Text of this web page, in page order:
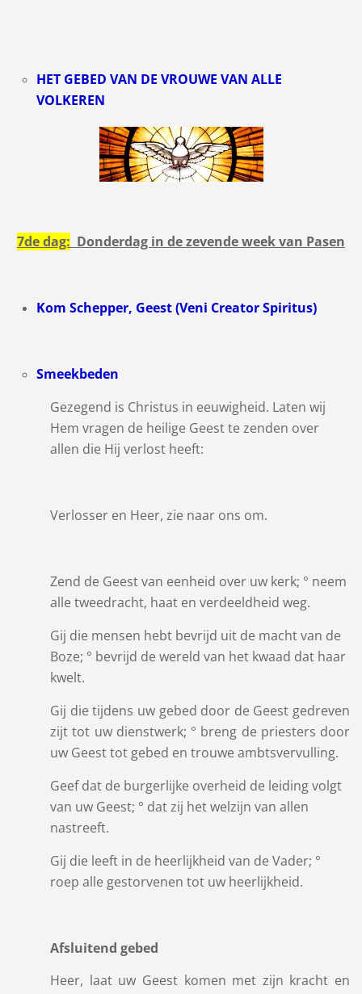
HET GEBED VAN DE VROUWE VAN ALLE
VOLKEREN
7de dag: Donderdag in de zevende week van Pasen
Kom Schepper, Geest (Veni Creator Spiritus)
Smeekbeden
Gezegend is Christus in eeuwigheid. Laten wij
Hem vragen de heilige Geest te zenden over
allen die Hij verlost heeft:
Verlosser en Heer, zie naar ons om.
Zend de Geest van eenheid over uw kerk; ° neem
alle tweedracht, haat en verdeeldheid weg.
Gij die mensen hebt bevrijd uit de macht van de
Boze; ° bevrijd de wereld van het kwaad dat haar
kwelt.
Gij die tijdens uw gebed door de Geest gedreven
zijt tot uw dienstwerk; ° breng de priesters door
uw Geest tot gebed en trouwe ambtsvervulling.
Geef dat de burgerlijke overheid de leiding volgt
van uw Geest; ° dat zij het welzijn van allen
nastreeft.
Gij die leeft in de heerlijkheid van de Vader; °
roep alle gestorvenen tot uw heerlijkheid.
Afsluitend gebed
Heer, laat uw Geest komen met zijn kracht en